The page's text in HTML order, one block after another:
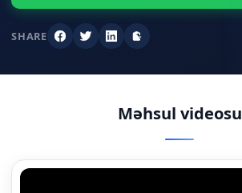
SHARE
Facebook
TwitterLinkedInLinki kopyalayın
Məhsul videosu